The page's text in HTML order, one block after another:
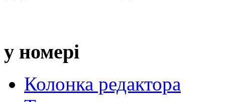
у номері
Колонка редактора